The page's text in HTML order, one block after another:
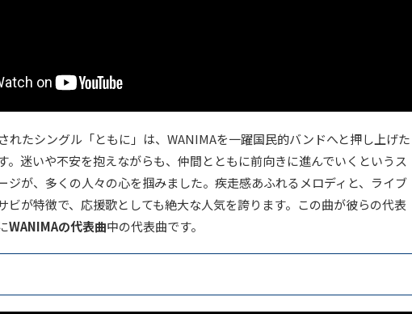
れたシングル「ともに」は、WANIMAを一躍国民的バンドへと押し上げた
。迷いや不安を抱えながらも、仲間とともに前向きに進んでいくというス
ジが、多くの人々の心を掴みました。疾走感あふれるメロディと、ライブ
ビが特徴で、応援歌としても絶大な人気を誇ります。この曲が彼らの代表
WANIMAの代表曲中の代表曲です。